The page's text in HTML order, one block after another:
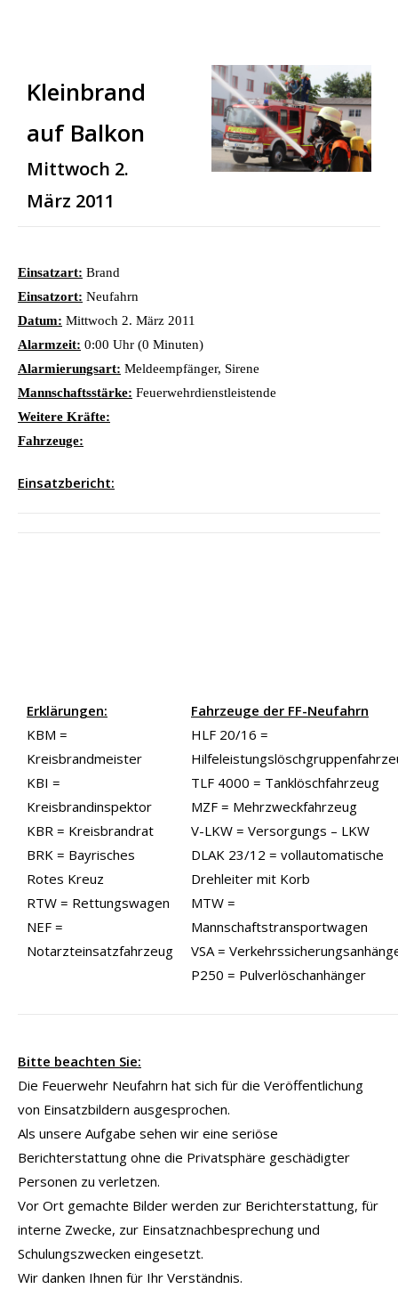
Kleinbrand
auf Balkon
Mittwoch 2.
März 2011
Einsatzart: Brand
Einsatzort: Neufahrn
Datum: Mittwoch 2. März 2011
Alarmzeit: 0:00 Uhr (0 Minuten)
Alarmierungsart: Meldeempfänger, Sirene
Mannschaftsstärke: Feuerwehrdienstleistende
Weitere Kräfte:
Fahrzeuge:
Einsatzbericht:
Erklärungen:
KBM =
Kreisbrandmeister
KBI =
Kreisbrandinspektor
KBR = Kreisbrandrat
BRK = Bayrisches
Rotes Kreuz
RTW = Rettungswagen
NEF =
Notarzteinsatzfahrzeug
Fahrzeuge der FF-Neufahrn
HLF 20/16 =
TLF 4000 = Tanklöschfahrzeug
MZF = Mehrzweckfahrzeug
V-LKW = Versorgungs – LKW
DLAK 23/12 = vollautomatische
Drehleiter mit Korb
MTW =
Mannschaftstransportwagen
VSA =
P250 = Pulverlöschanhänger
Bitte beachten Sie:
Die Feuerwehr Neufahrn hat sich für die Veröffentlichung
von Einsatzbildern ausgesprochen.
Als unsere Aufgabe sehen wir eine seriöse
Berichterstattung ohne die Privatsphäre geschädigter
Personen zu verletzen.
Vor Ort gemachte Bilder werden zur Berichterstattung, für
interne Zwecke, zur Einsatznachbesprechung und
Schulungszwecken eingesetzt.
Wir danken Ihnen für Ihr Verständnis.